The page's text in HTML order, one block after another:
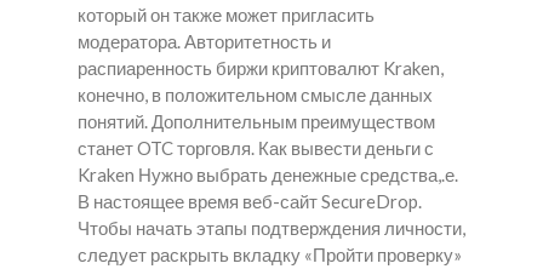
который он также может пригласить
модератора. Авторитетность и
распиаренность биржи криптовалют Kraken,
конечно, в положительном смысле данных
понятий. Дополнительным преимуществом
станет OTC торговля. Как вывести деньги с
Kraken Нужно выбрать денежные средства,.е.
В настоящее время веб-сайт SecureDrop.
Чтобы начать этапы подтверждения личности,
следует раскрыть вкладку «Пройти проверку»